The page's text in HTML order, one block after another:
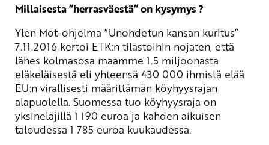
Millaisesta ”herrasväestä” on kysymys ?
Ylen Mot-ohjelma ”Unohdetun kansan kuritus”
7.11.2016 kertoi ETK:n tilastoihin nojaten, että
lähes kolmasosa maamme 1.5 miljoonasta
eläkeläisestä eli yhteensä 430 000 ihmistä elää
EU:n virallisesti määrittämän köyhyysrajan
alapuolella. Suomessa tuo köyhyysraja on
yksineläjillä 1 190 euroa ja kahden aikuisen
taloudessa 1 785 euroa kuukaudessa.